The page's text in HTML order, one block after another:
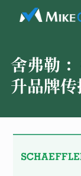
舍弗勒 ：
升品牌